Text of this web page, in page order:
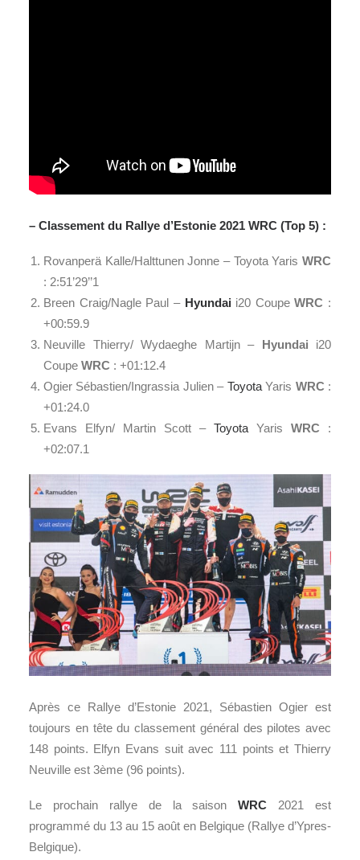
– Classement du Rallye d’Estonie 2021 WRC (Top 5) :
Rovanperä Kalle/Halttunen Jonne – Toyota Yaris WRC
: 2:51’29’’1
Breen Craig/Nagle Paul – Hyundai i20 CoupeWRC :
+00:59.9
Neuville Thierry/ Wydaeghe Martijn – Hyundai i20
Coupe WRC : +01:12.4
Ogier Sébastien/Ingrassia Julien – ToyotaYaris WRC :
+01:24.0
Evans Elfyn/ Martin Scott – Toyota Yaris WRC :
+02:07.1
Après ce Rallye d’Estonie 2021, Sébastien Ogier est
toujours en tête du classement général des pilotes avec
148 points. Elfyn Evans suit avec 111 points et Thierry
Neuville est 3ème (96 points).
Le prochain rallye de la saisonWRC 2021 est
programmé du 13 au 15 août en Belgique (Rallye d’Ypres-
Belgique).